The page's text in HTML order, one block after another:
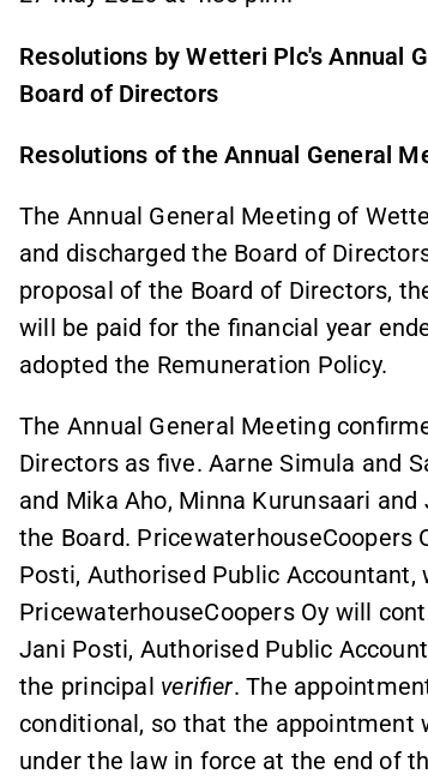
Resolutions by Wetteri Plc's Annual
Board of Directors
Resolutions of the Annual General
The Annual General Meeting of
and discharged the Board of
proposal of the Board of Directors,
will be paid for the financial year
adopted the Remuneration Policy.
The Annual General Meeting
Directors as five. Aarne Simula and
and Mika Aho, Minna Kurunsaari
the Board. PricewaterhouseCoopers
Posti, Authorised Public
PricewaterhouseCoopers Oy will
Jani Posti, Authorised Public
the principal verifier. The
conditional, so that the appointment
under the law in force at the end of